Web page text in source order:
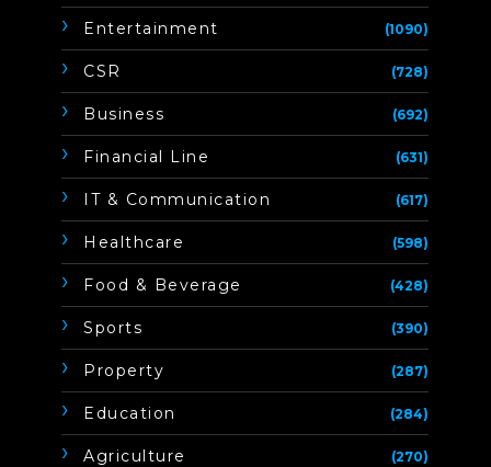
Entertainment (1090)
CSR (728)
Business (692)
Financial Line (631)
IT & Communication (617)
Healthcare (598)
Food & Beverage (428)
Sports (390)
Property (287)
Education (284)
Agriculture (270)